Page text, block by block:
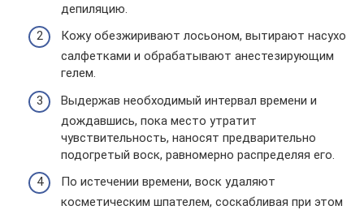
депиляцию.
Кожу обезжиривают лосьоном, вытирают насухо
салфетками и обрабатывают анестезирующим
гелем.
Выдержав необходимый интервал времени и
дождавшись, пока место утратит
чувствительность, наносят предварительно
подогретый воск, равномерно распределяя его.
По истечении времени, воск удаляют
косметическим шпателем, соскабливая при этом